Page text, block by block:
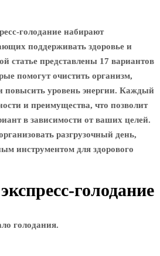
голодание набирают
поддерживать здоровье и
статье представлены 17 вариантов
помогут очистить организм,
повысить уровень энергии. Каждый
и преимущества, что позволит
в зависимости от ваших целей.
разгрузочный день,
инструментом для здорового
голодание
голодания.